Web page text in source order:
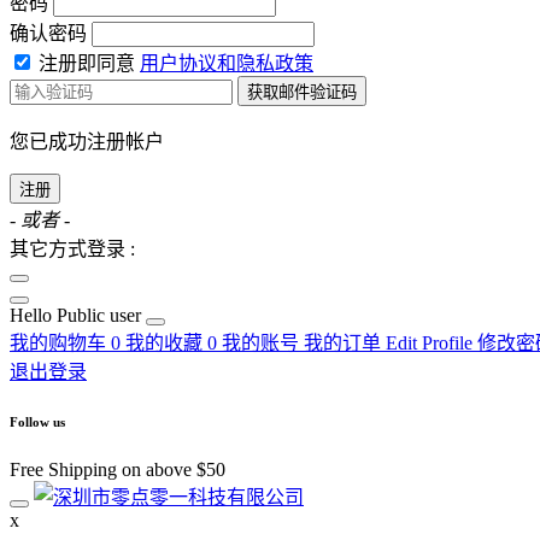
确认密码
注册即同意 用户协议和隐私政策
获取邮件验证码
您已成功注册帐户
注册
- 或者 -
其它方式登录 :
Hello Public user
我的购物车 0 我的收藏 0 我的账号 我的订单 Edit Profile 修改密
退出登录
Follow us
Free Shipping on above $50
x